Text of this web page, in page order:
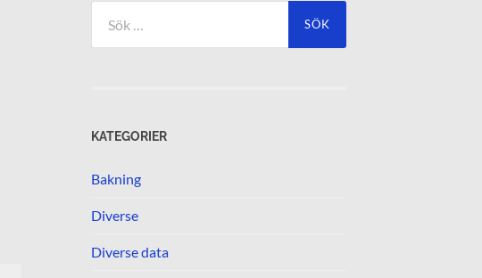
efter:
KATEGORIER
Bakning
Diverse
Diverse data